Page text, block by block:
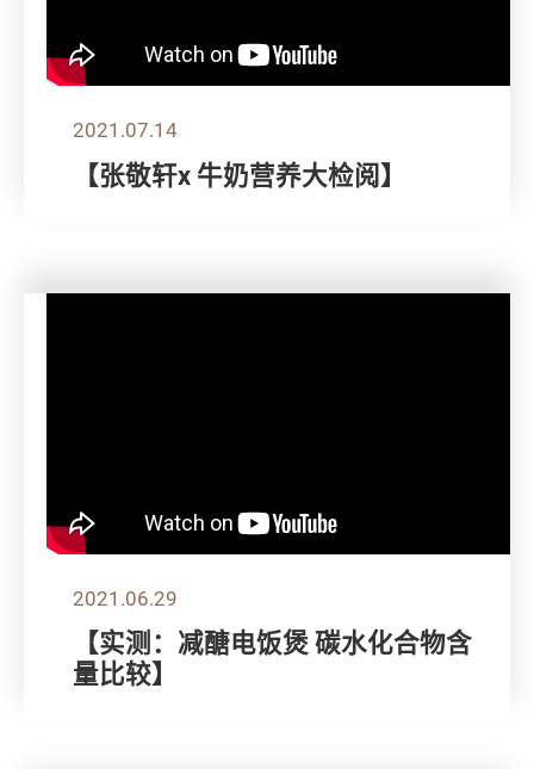
2021.07.14
【张敬轩x 牛奶营养大检阅】
2021.06.29
【实测：减醣电饭煲 碳水化合物含
量比较】